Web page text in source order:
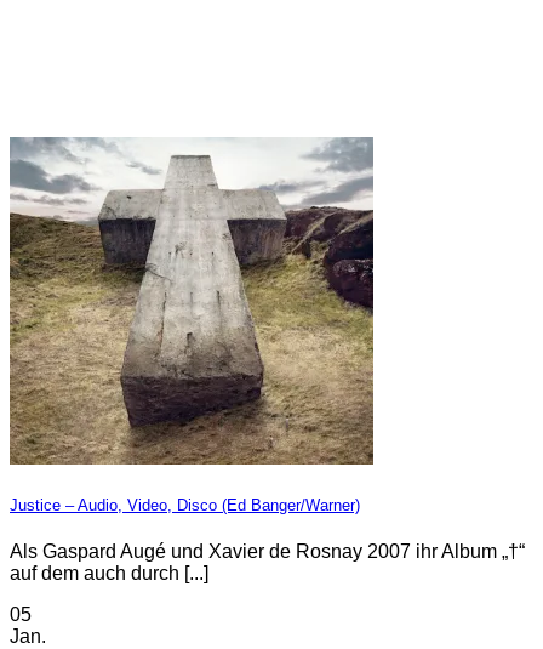
Justice – Audio, Video, Disco (Ed Banger/Warner)
Als Gaspard Augé und Xavier de Rosnay 2007 ihr Album „†“
auf dem auch durch [...]
05
Jan.